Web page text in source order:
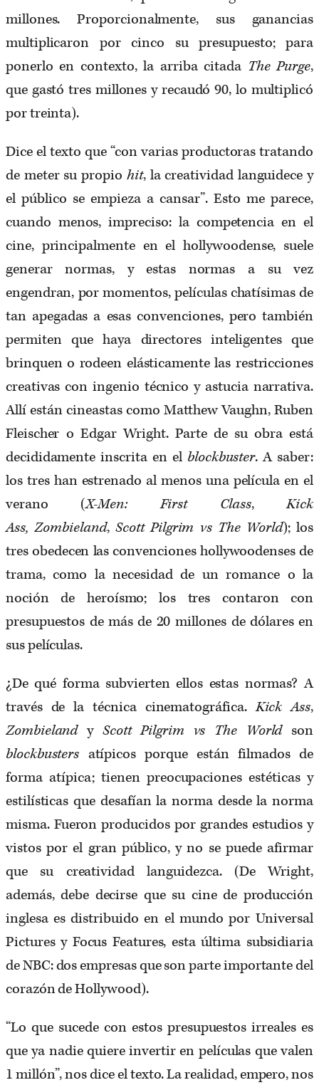
millones. Proporcionalmente, sus ganancias
multiplicaron por cinco su presupuesto; para
ponerlo en contexto, la arriba citada The Purge,
que gastó tres millones y recaudó 90, lo multiplicó
por treinta).
Dice el texto que “con varias productoras tratando
de meter su propio hit, la creatividad languidece y
el público se empieza a cansar”. Esto me parece,
cuando menos, impreciso: la competencia en el
cine, principalmente en el hollywoodense, suele
generar normas, y estas normas a su vez
engendran, por momentos, películas chatísimas de
tan apegadas a esas convenciones, pero también
permiten que haya directores inteligentes que
brinquen o rodeen elásticamente las restricciones
creativas con ingenio técnico y astucia narrativa.
Allí están cineastas como Matthew Vaughn, Ruben
Fleischer o Edgar Wright. Parte de su obra está
decididamente inscrita en el blockbuster. A saber:
los tres han estrenado al menos una película en el
verano (X-Men: First Class,
Kick
Ass, Zombieland, Scott Pilgrim vs The World); los
tres obedecen las convenciones hollywoodenses de
trama, como la necesidad de un romance o la
noción de heroísmo; los tres contaron con
presupuestos de más de 20 millones de dólares en
sus películas.
¿De qué forma subvierten ellos estas normas? A
través de la técnica cinematográfica.Kick Ass,
Zombielandy Scott Pilgrim vs The Worldson
blockbusters atípicos porque están filmados de
forma atípica; tienen preocupaciones estéticas y
estilísticas que desafían la norma desde la norma
misma. Fueron producidos por grandes estudios y
vistos por el gran público, y no se puede afirmar
que su creatividad languidezca. (De Wright,
además, debe decirse que su cine de producción
inglesa es distribuido en el mundo por Universal
Pictures y Focus Features, esta última subsidiaria
de NBC: dos empresas que son parte importante del
corazón de Hollywood).
“Lo que sucede con estos presupuestos irreales es
que ya nadie quiere invertir en películas que valen
1 millón”, nos dice el texto. La realidad, empero, nos